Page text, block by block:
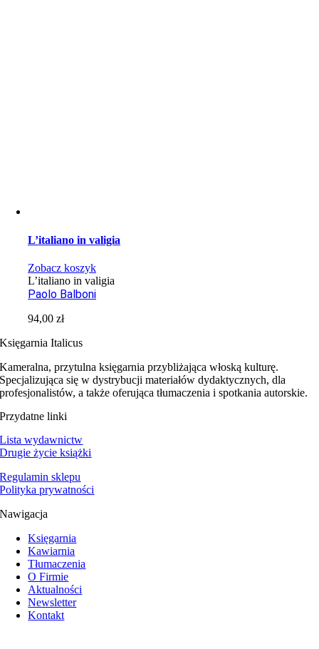
L’italiano in valigia
Zobacz koszyk
L’italiano in valigia
Paolo Balboni
94,00zł
Księgarnia Italicus
Kameralna, przytulna księgarnia przybliżająca włoską kulturę.
Specjalizująca się w dystrybucji materiałów dydaktycznych, dla
profesjonalistów, a także oferująca tłumaczenia i spotkania autorskie.
Przydatne linki
Lista wydawnictw
Drugie życie książki
Regulamin sklepu
Polityka prywatności
Nawigacja
Księgarnia
Kawiarnia
Tłumaczenia
O Firmie
Aktualności
Newsletter
Kontakt